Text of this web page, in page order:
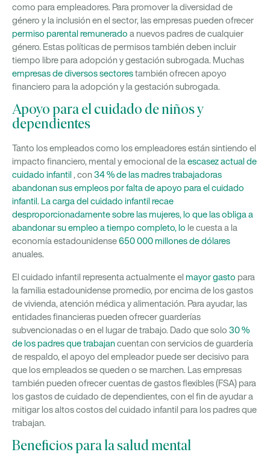
como para empleadores. Para promover la diversidad de
género y la inclusión en el sector, las empresas pueden ofrecer
permiso parental remunerado a nuevos padres de cualquier
género. Estas políticas de permisos también deben incluir
tiempo libre para adopción y gestación subrogada. Muchas
empresas de diversos sectorestambién ofrecen apoyo
financiero para la adopción y la gestación subrogada.
Apoyo para el cuidado de niños y
dependientes
Tanto los empleados como los empleadores están sintiendo el
impacto financiero, mental y emocional de la escasez actual de
cuidado infantil , con34 % de las madres trabajadoras
abandonan sus empleos por falta de apoyo para el cuidado
infantil. La carga del cuidado infantil recae
desproporcionadamente sobre las mujeres, lo que las obliga a
abandonar su empleo a tiempo completo, lo le cuesta a la
economía estadounidense650 000 millones de dólares
anuales.
El cuidado infantil representa actualmente el mayor gasto para
la familia estadounidense promedio, por encima de los gastos
de vivienda, atención médica y alimentación. Para ayudar, las
entidades financieras pueden ofrecer guarderías
subvencionadas o en el lugar de trabajo. Dado que solo 30 %
de los padres que trabajancuentan con servicios de guardería
de respaldo, el apoyo del empleador puede ser decisivo para
que los empleados se queden o se marchen. Las empresas
también pueden ofrecer cuentas de gastos flexibles (FSA) para
los gastos de cuidado de dependientes, con el fin de ayudar a
mitigar los altos costos del cuidado infantil para los padres que
trabajan.
Beneficios para la salud mental